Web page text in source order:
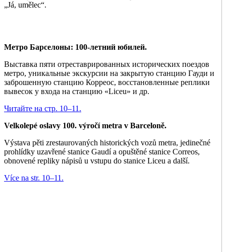
„Já, umělec“.
Метро Барселоны: 100-летний юбилей.
Выставка пяти отреставрированных исторических поездов
метро, уникальные экскурсии на закрытую станцию Гауди и
заброшенную станцию Корреос, восстановленные реплики
вывесок у входа на станцию «Liceu» и др.
Читайте на стр. 10–11.
Velkolepé oslavy 100. výročí metra v Barceloně.
Výstava pěti zrestaurovaných historických vozů metra, jedinečné
prohlídky uzavřené stanice Gaudí a opuštěné stanice Correos,
obnovené repliky nápisů u vstupu do stanice Liceu a další.
Více na str. 10–11.